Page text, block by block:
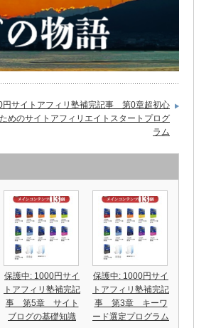
円サイトアフィリ塾補完記事 第0章超初心
めのサイトアフィリエイトスタートプログ
ラム
保護中: 1000円サイ
トアフィリ塾補完記
事 第5章 サイト
ブログの基礎知識
保護中: 1000円サイ
トアフィリ塾補完記
事 第3章 キーワ
ード選定プログラム